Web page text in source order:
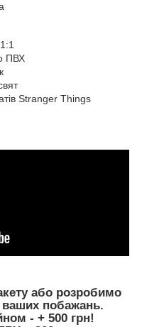
ПВХ
Stranger Things
або розробимо
побажань.
- + 500 грн!